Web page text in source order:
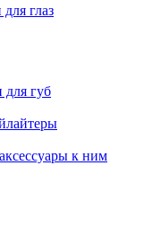
глаз
губ
к ним